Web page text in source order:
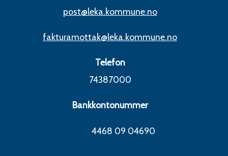
post@leka.kommune.no
fakturamottak@leka.kommune.no
Telefon
74387000
Bankkontonummer
4468 09 04690